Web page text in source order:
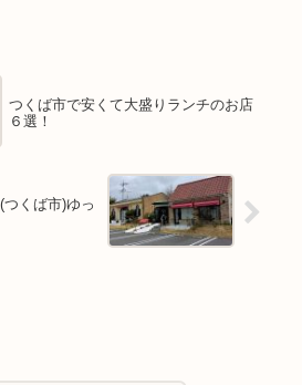
つくば市で安くて大盛りランチのお店
６選！
くば市)ゆっ